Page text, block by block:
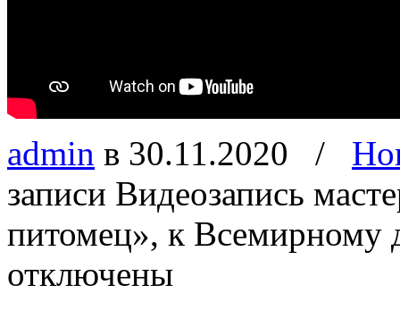
admin в 30.11.2020 /
записи Видеозапись
питомец», к
отключены